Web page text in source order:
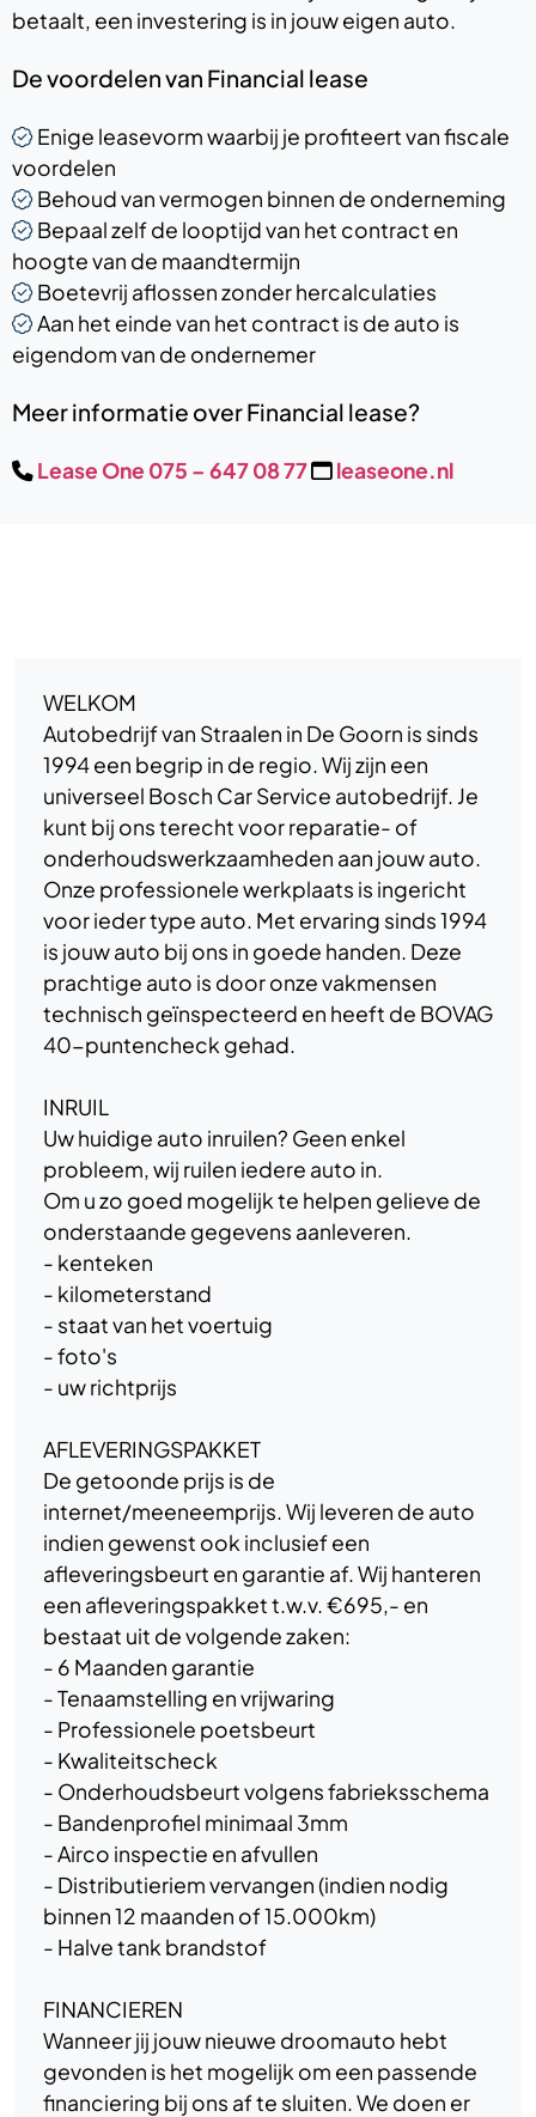
betaalt, een investering is in jouw eigen auto.
De voordelen van Financial lease
Enige leasevorm waarbij je profiteert van fiscale
voordelen
Behoud van vermogen binnen de onderneming
Bepaal zelf de looptijd van het contract en
hoogte van de maandtermijn
Boetevrij aflossen zonder hercalculaties
Aan het einde van het contract is de auto is
eigendom van de ondernemer
Meer informatie over Financial lease?
Lease One 075 – 647 08 77 leaseone.nl
WELKOM
Autobedrijf van Straalen in De Goorn is sinds
1994 een begrip in de regio. Wij zijn een
universeel Bosch Car Service autobedrijf. Je
kunt bij ons terecht voor reparatie- of
onderhoudswerkzaamheden aan jouw auto.
Onze professionele werkplaats is ingericht
voor ieder type auto. Met ervaring sinds 1994
is jouw auto bij ons in goede handen. Deze
prachtige auto is door onze vakmensen
technisch geïnspecteerd en heeft de BOVAG
40-puntencheck gehad.
INRUIL
Uw huidige auto inruilen? Geen enkel
probleem, wij ruilen iedere auto in.
Om u zo goed mogelijk te helpen gelieve de
onderstaande gegevens aanleveren.
- kenteken
- kilometerstand
- staat van het voertuig
- foto's
- uw richtprijs
AFLEVERINGSPAKKET
De getoonde prijs is de
internet/meeneemprijs. Wij leveren de auto
indien gewenst ook inclusief een
afleveringsbeurt en garantie af. Wij hanteren
een afleveringspakket t.w.v. €695,- en
bestaat uit de volgende zaken:
- 6 Maanden garantie
- Tenaamstelling en vrijwaring
- Professionele poetsbeurt
- Kwaliteitscheck
- Onderhoudsbeurt volgens fabrieksschema
- Bandenprofiel minimaal 3mm
- Airco inspectie en afvullen
- Distributieriem vervangen (indien nodig
binnen 12 maanden of 15.000km)
- Halve tank brandstof
FINANCIEREN
Wanneer jij jouw nieuwe droomauto hebt
gevonden is het mogelijk om een passende
financiering bij ons af te sluiten. We doen er